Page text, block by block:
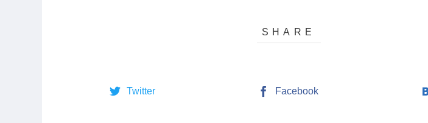
Twitter Facebook